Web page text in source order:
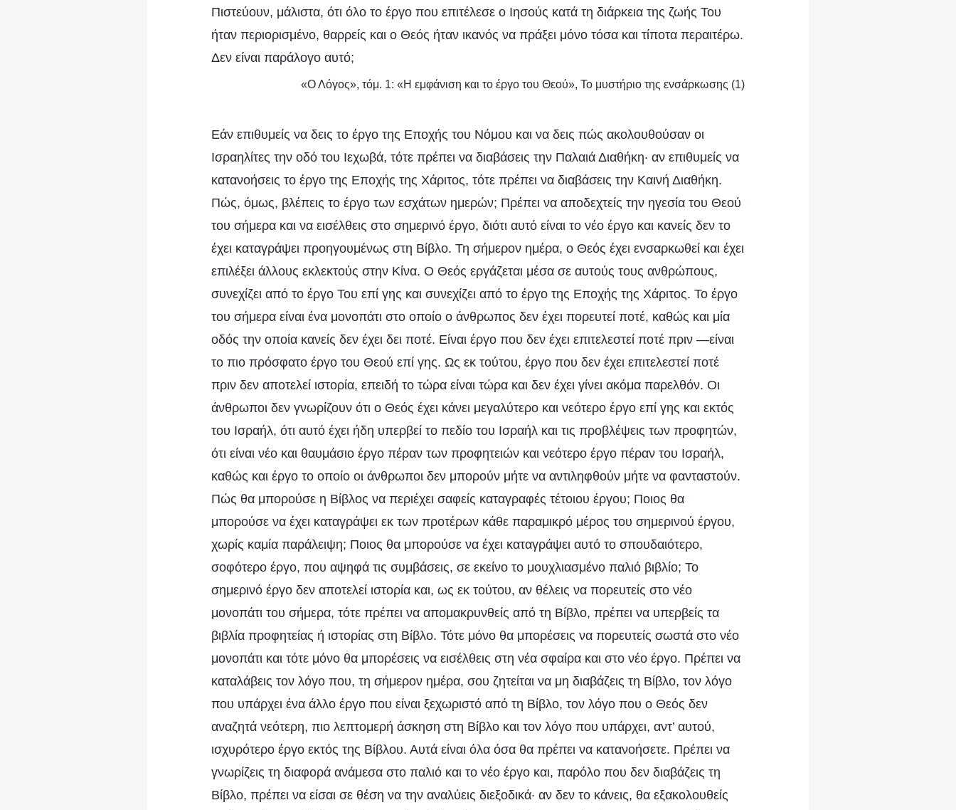
Πιστεύουν, μάλιστα, ότι όλο το έργο που επιτέλεσε ο Ιησούς κατά τη διάρκεια της ζωής Του
ήταν περιορισμένο, θαρρείς και ο Θεός ήταν ικανός να πράξει μόνο τόσα και τίποτα περαιτέρω.
Δεν είναι παράλογο αυτό;
«Ο Λόγος», τόμ. 1: «Η εμφάνιση και το έργο του Θεού», Το μυστήριο της ενσάρκωσης (1)
Εάν επιθυμείς να δεις το έργο της Εποχής του Νόμου και να δεις πώς ακολουθούσαν οι
Ισραηλίτες την οδό του Ιεχωβά, τότε πρέπει να διαβάσεις την Παλαιά Διαθήκη· αν επιθυμείς να
κατανοήσεις το έργο της Εποχής της Χάριτος, τότε πρέπει να διαβάσεις την Καινή Διαθήκη.
Πώς, όμως, βλέπεις το έργο των εσχάτων ημερών; Πρέπει να αποδεχτείς την ηγεσία του Θεού
του σήμερα και να εισέλθεις στο σημερινό έργο, διότι αυτό είναι το νέο έργο και κανείς δεν το
έχει καταγράψει προηγουμένως στη Βίβλο. Τη σήμερον ημέρα, ο Θεός έχει ενσαρκωθεί και έχει
επιλέξει άλλους εκλεκτούς στην Κίνα. Ο Θεός εργάζεται μέσα σε αυτούς τους ανθρώπους,
συνεχίζει από το έργο Του επί γης και συνεχίζει από το έργο της Εποχής της Χάριτος. Το έργο
του σήμερα είναι ένα μονοπάτι στο οποίο ο άνθρωπος δεν έχει πορευτεί ποτέ, καθώς και μία
οδός την οποία κανείς δεν έχει δει ποτέ. Είναι έργο που δεν έχει επιτελεστεί ποτέ πριν —είναι
το πιο πρόσφατο έργο του Θεού επί γης. Ως εκ τούτου, έργο που δεν έχει επιτελεστεί ποτέ
πριν δεν αποτελεί ιστορία, επειδή το τώρα είναι τώρα και δεν έχει γίνει ακόμα παρελθόν. Οι
άνθρωποι δεν γνωρίζουν ότι ο Θεός έχει κάνει μεγαλύτερο και νεότερο έργο επί γης και εκτός
του Ισραήλ, ότι αυτό έχει ήδη υπερβεί το πεδίο του Ισραήλ και τις προβλέψεις των προφητών,
ότι είναι νέο και θαυμάσιο έργο πέραν των προφητειών και νεότερο έργο πέραν του Ισραήλ,
καθώς και έργο το οποίο οι άνθρωποι δεν μπορούν μήτε να αντιληφθούν μήτε να φανταστούν.
Πώς θα μπορούσε η Βίβλος να περιέχει σαφείς καταγραφές τέτοιου έργου; Ποιος θα
μπορούσε να έχει καταγράψει εκ των προτέρων κάθε παραμικρό μέρος του σημερινού έργου,
χωρίς καμία παράλειψη; Ποιος θα μπορούσε να έχει καταγράψει αυτό το σπουδαιότερο,
σοφότερο έργο, που αψηφά τις συμβάσεις, σε εκείνο το μουχλιασμένο παλιό βιβλίο; Το
σημερινό έργο δεν αποτελεί ιστορία και, ως εκ τούτου, αν θέλεις να πορευτείς στο νέο
μονοπάτι του σήμερα, τότε πρέπει να απομακρυνθείς από τη Βίβλο, πρέπει να υπερβείς τα
βιβλία προφητείας ή ιστορίας στη Βίβλο. Τότε μόνο θα μπορέσεις να πορευτείς σωστά στο νέο
μονοπάτι και τότε μόνο θα μπορέσεις να εισέλθεις στη νέα σφαίρα και στο νέο έργο. Πρέπει να
καταλάβεις τον λόγο που, τη σήμερον ημέρα, σου ζητείται να μη διαβάζεις τη Βίβλο, τον λόγο
που υπάρχει ένα άλλο έργο που είναι ξεχωριστό από τη Βίβλο, τον λόγο που ο Θεός δεν
αναζητά νεότερη, πιο λεπτομερή άσκηση στη Βίβλο και τον λόγο που υπάρχει, αντ’ αυτού,
ισχυρότερο έργο εκτός της Βίβλου. Αυτά είναι όλα όσα θα πρέπει να κατανοήσετε. Πρέπει να
γνωρίζεις τη διαφορά ανάμεσα στο παλιό και το νέο έργο και, παρόλο που δεν διαβάζεις τη
Βίβλο, πρέπει να είσαι σε θέση να την αναλύεις διεξοδικά· αν δεν το κάνεις, θα εξακολουθείς